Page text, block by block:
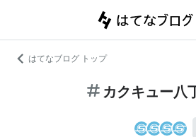
はてなブログ トップ
カクキュー八